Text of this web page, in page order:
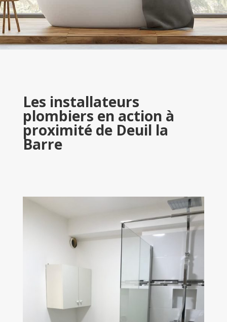
Les installateurs
plombiers en action à
proximité de Deuil la
Barre